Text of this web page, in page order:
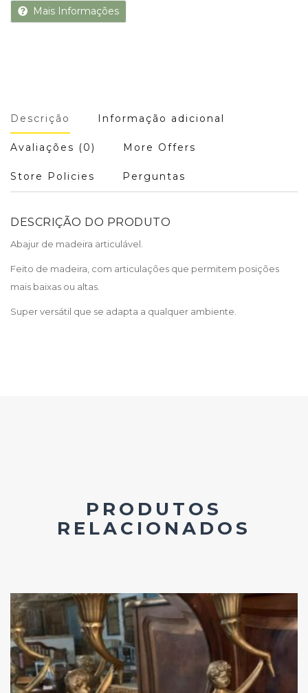
Mais Informações
Descrição Informação adicional
Avaliações (0) More Offers
Store Policies Perguntas
DESCRIÇÃO DO PRODUTO
Abajur de madeira articulável.
Feito de madeira, com articulações que permitem posições
mais baixas ou altas.
Super versátil que se adapta a qualquer ambiente.
PRODUTOS
RELACIONADOS